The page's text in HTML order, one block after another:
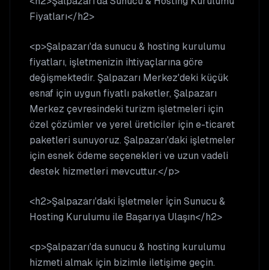
Fiyatları</h2>
<p>Şalpazarı'da sunucu & hosting kurulumu
fiyatları, işletmenizin ihtiyaçlarına göre
değişmektedir. Şalpazarı Merkez'deki küçük
esnaf için uygun fiyatlı paketler, Şalpazarı
Merkez çevresindeki turizm işletmeleri için
özel çözümler ve yerel üreticiler için e-ticaret
paketleri sunuyoruz. Şalpazarı'daki işletmeler
için esnek ödeme seçenekleri ve uzun vadeli
destek hizmetleri mevcuttur.</p>
<h2>Şalpazarı'daki İşletmeler İçin Sunucu &
Hosting Kurulumu ile Başarıya Ulaşın</h2>
<p>Şalpazarı'da sunucu & hosting kurulumu
hizmeti almak için bizimle iletişime geçin.